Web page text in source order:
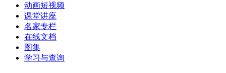
动画短视频
课堂讲座
名家专栏
在线文档
图集
学习与查询